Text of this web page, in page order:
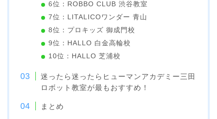
6位：ROBBO CLUB 渋谷教室
7位：LITALICOワンダー 青山
8位：プロキッズ 御成門校
9位：HALLO 白金高輪校
10位：HALLO 芝浦校
迷ったら迷ったらヒューマンアカデミー三田
ロボット教室が最もおすすめ！
まとめ